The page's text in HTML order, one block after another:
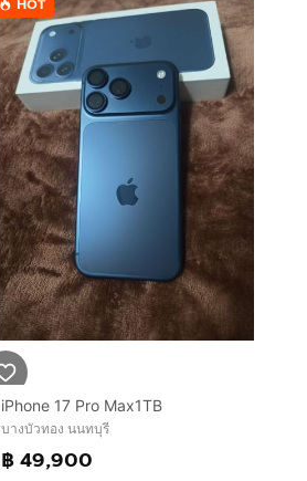
HOT
iPhone 17 Pro Max1TB
บางบัวทอง นนทบุรี
฿ 49,900